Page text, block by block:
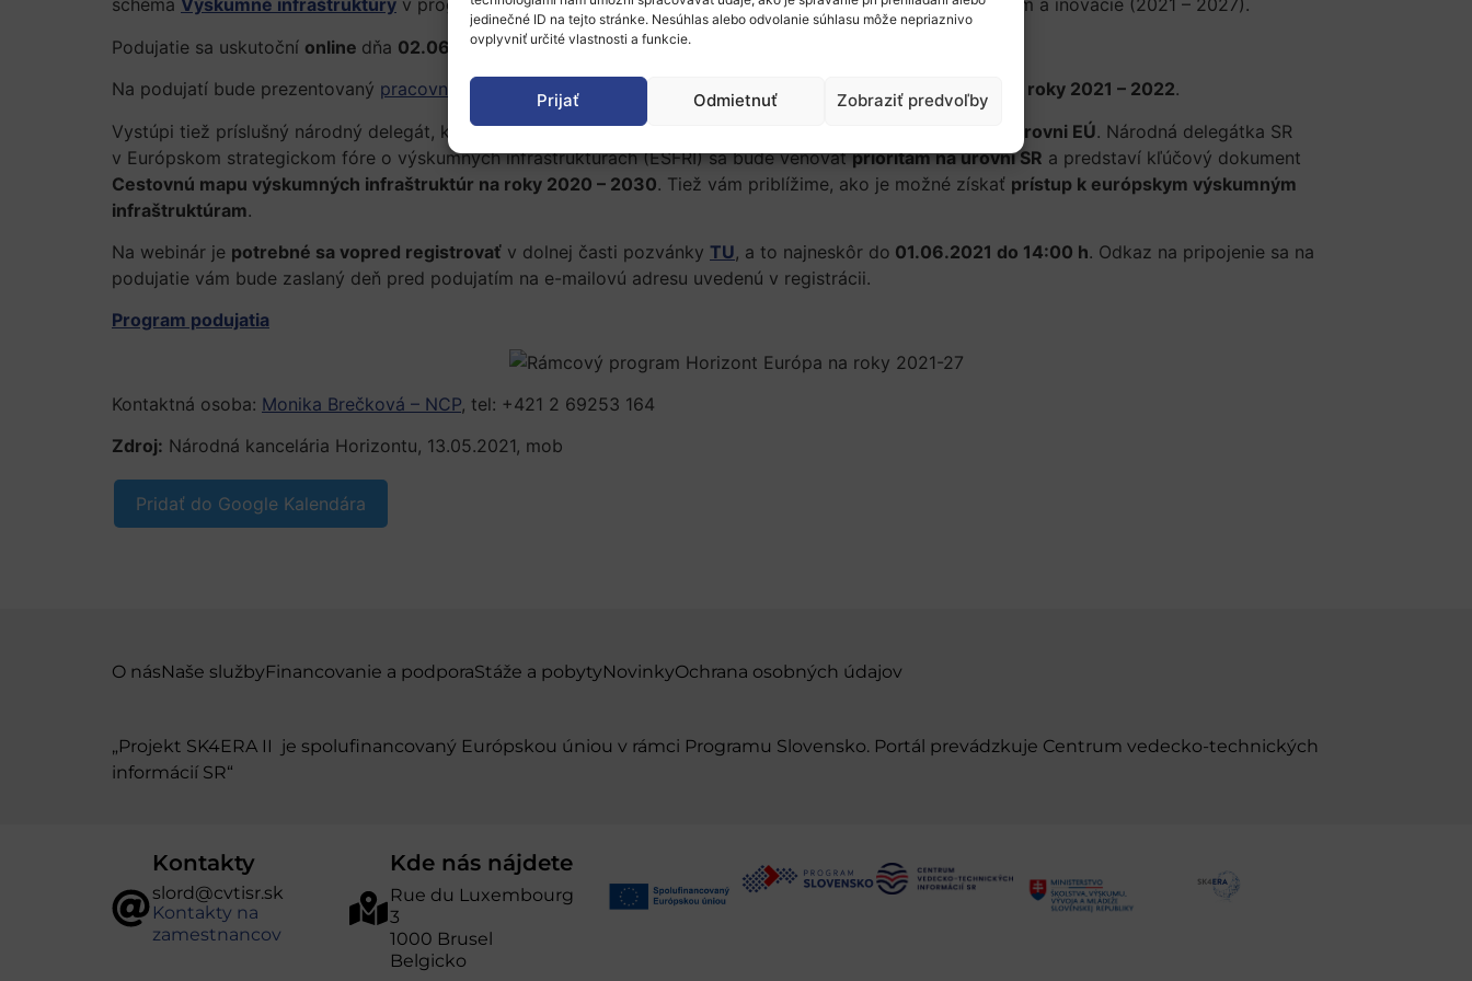
jedinečné ID na tejto stránke. Nesúhlas alebo odvolanie súhlasu môže nepriaznivo
ovplyvniť určité vlastnosti a funkcie.
Prijať Odmietnuť Zobraziť predvoľby
schéma Výskumné infraštruktúry v programeHorizont Európav novom rámcovom programe EÚ pre výskum a inovácie (2021 – 2027).
Podujatie sa uskutoční online dňa 02.06.2021 v čase 13:00–14:30 h
Na podujatí bude prezentovaný pracovný program pre oblasť Výskumné infraštruktúry a očakávané výzvy na roky 2021 – 2022.
Vystúpi tiež príslušný národný delegát, ktorý predstavípriorityna podporu výskumných infraštruktúrach na úrovni EÚ. Národná delegátka SR
v Európskom strategickom fóre o výskumných infraštruktúrach (ESFRI) sa bude venovaťprioritám na úrovni SR a predstaví kľúčový dokument
Cestovnú mapu výskumných infraštruktúr na roky 2020 – 2030. Tiež vám priblížime, ako je možné získať prístup k európskym výskumným
infraštruktúram.
Na webinár je potrebné sa vopred registrovať v dolnej časti pozvánky TU, a to najneskôr do 01.06.2021 do 14:00 h. Odkaz na pripojenie sa na
podujatie vám bude zaslaný deň pred podujatím na e-mailovú adresu uvedenú v registrácii.
Program podujatia
Kontaktná osoba: Monika Brečková – NCP, tel: +421 2 69253 164
Zdroj: Národná kancelária Horizontu, 13.05.2021, mob
Pridať do Google Kalendára
O násNaše službyFinancovanie a podporaStáže a pobytyNovinkyOchrana osobných údajov
„Projekt SK4ERA II je spolufinancovaný Európskou úniou v rámci Programu Slovensko. Portál prevádzkuje Centrum vedecko-technických
informácií SR“
Kontakty
slord@cvtisr.sk
Kontakty na
zamestnancov
Kde nás nájdete
Rue du Luxembourg
3
1000 Brusel
Belgicko